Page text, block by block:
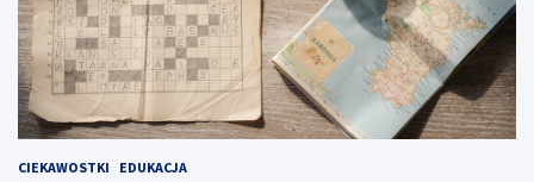
CIEKAWOSTKI EDUKACJA